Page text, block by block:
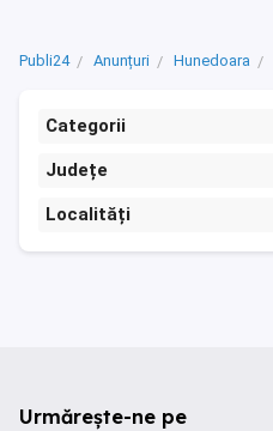
Publi24 Anunțuri Hunedoara
Categorii
Județe
Localități
Urmărește-ne pe